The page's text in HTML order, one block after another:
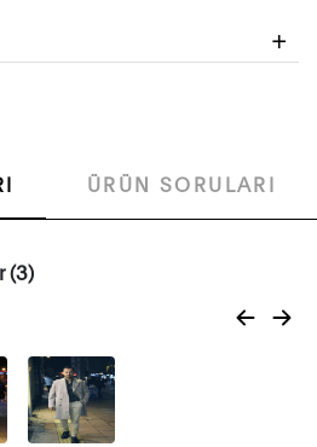
ÜRÜN SORULARI
(3)